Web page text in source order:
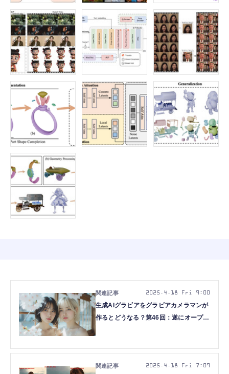
生成AIグラビアをグラビアカメラマンが
作るとどうなる？第46回：遂にオープン
2025.4.18 Fri 9:00
2025.4.18 Fri 7:09